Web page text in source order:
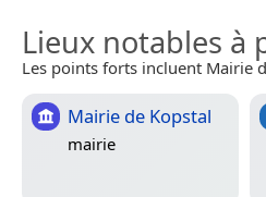
Lieux notables à
Les points forts incluent Mairie
Mairie de Kopstal
mairie